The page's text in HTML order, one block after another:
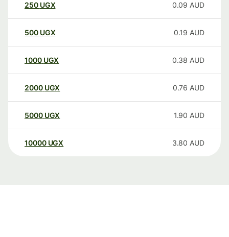
250 UGX 0.09 AUD
500 UGX 0.19 AUD
1000 UGX 0.38 AUD
2000 UGX 0.76 AUD
5000 UGX 1.90 AUD
10000 UGX 3.80 AUD